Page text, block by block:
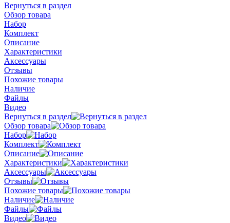
Вернуться в раздел
Обзор товара
Набор
Комплект
Описание
Характеристики
Аксессуары
Отзывы
Похожие товары
Наличие
Файлы
Видео
Вернуться в раздел
Обзор товара
Набор
Комплект
Описание
Характеристики
Аксессуары
Отзывы
Похожие товары
Наличие
Файлы
Видео